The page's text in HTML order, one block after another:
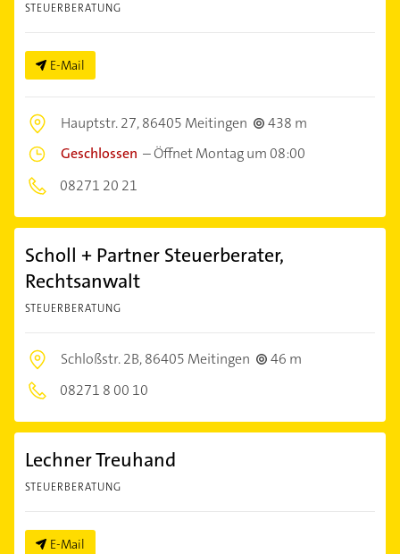
STEUERBERATUNG
E-Mail
Hauptstr. 27,86405 Meitingen
438 m
Geschlossen –Öffnet Montag um 08:00
08271 20 21
Scholl + Partner Steuerberater,
Rechtsanwalt
STEUERBERATUNG
Schloßstr. 2B,86405 Meitingen
46 m
08271 8 00 10
Lechner Treuhand
STEUERBERATUNG
E-Mail